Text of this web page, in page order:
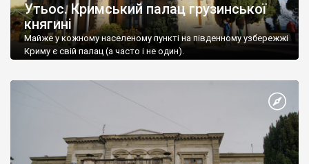
Утьос. Кримський палац грузинської
княгині
Майже у кожному населеному пункті на південному узбережжі
Криму є свій палац (а часто і не один).